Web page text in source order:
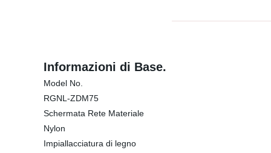
Informazioni di Base.
Model No.
RGNL-ZDM75
Schermata Rete Materiale
Nylon
Impiallacciatura di legno